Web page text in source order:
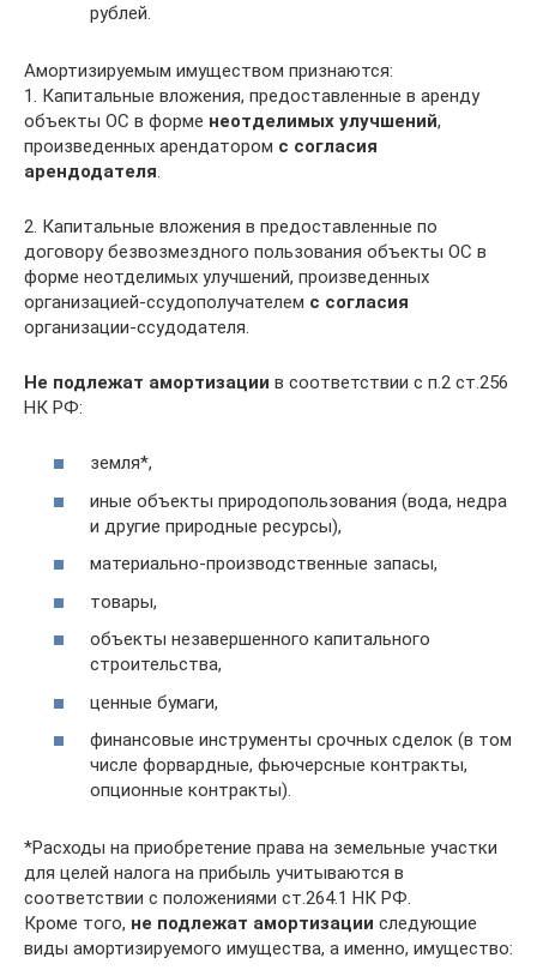
рублей.
Амортизируемым имуществом признаются:
1. Капитальные вложения, предоставленные в аренду
объекты ОС в форме неотделимых улучшений,
произведенных арендатором с согласия
арендодателя
2. Капитальные вложения в предоставленные по
договору безвозмездного пользования объекты ОС в
форме неотделимых улучшений, произведенных
организацией-ссудополучателем с согласия
организации-ссудодателя.
Не подлежат амортизации в соответствии с п.2 ст.256
НК РФ:
земля*,
иные объекты природопользования (вода, недра
и другие природные ресурсы),
материально-производственные запасы,
товары,
объекты незавершенного капитального
строительства,
ценные бумаги,
финансовые инструменты срочных сделок (в том
числе форвардные, фьючерсные контракты,
опционные контракты).
*Расходы на приобретение права на земельные участки
для целей налога на прибыль учитываются в
соответствии с положениями ст.264.1 НК РФ.
Кроме того, не подлежат амортизации следующие
виды амортизируемого имущества, а именно, имущество: